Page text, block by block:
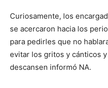
Curiosamente, los
se acercaron hacia los
para pedirles que no
evitar los gritos y cánticos
descansen informó NA.